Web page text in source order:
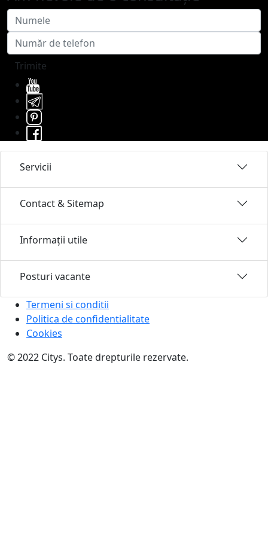
Trimite
Servicii
Contact & Sitemap
Informații utile
Posturi vacante
Termeni si conditii
Politica de confidentialitate
Cookies
© 2022 Citys. Toate drepturile rezervate.